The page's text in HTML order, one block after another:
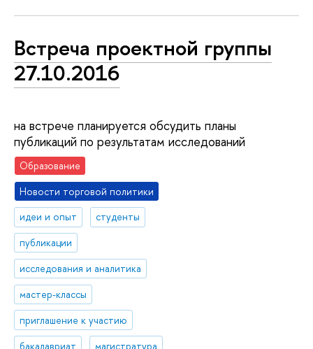
Встреча проектной группы
27.10.2016
на встрече планируется обсудить планы
публикаций по результатам исследований
Образование
Новости торговой политики
идеи и опыт
студенты
публикации
исследования и аналитика
мастер-классы
приглашение к участию
бакалавриат
магистратура